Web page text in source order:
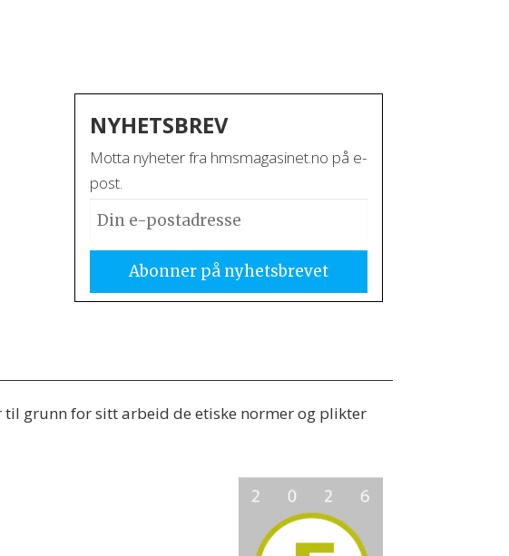
NYHETSBREV
Motta nyheter fra hmsmagasinet.no på e-
post.
til grunn for sitt arbeid de etiske normer og plikter